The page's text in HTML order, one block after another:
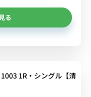
る
1R・シングル【清